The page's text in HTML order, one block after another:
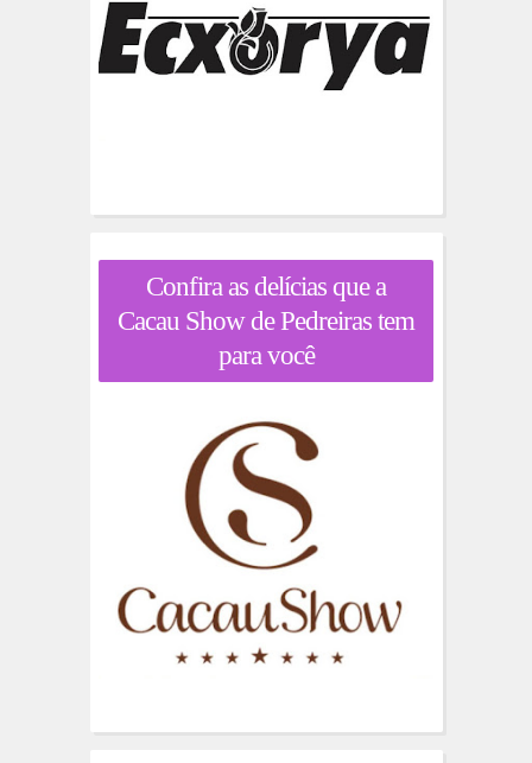
Confira as delícias que a
Cacau Show de Pedreiras tem
para você